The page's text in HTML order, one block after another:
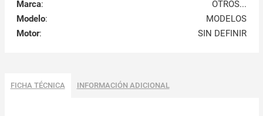
Marca:
OTROS...
Modelo:
MODELOS
Motor: SIN DEFINIR
FICHA TÉCNICA INFORMACIÓN ADICIONAL